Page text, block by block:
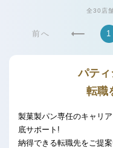
全30店
前へ 1
パティ
転職
製菓製パン専任のキャリ
底サポート!
納得できる転職先をご提案